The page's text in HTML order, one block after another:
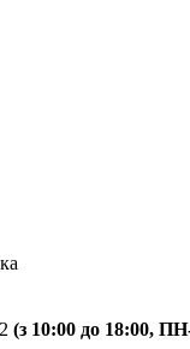
(з 10:00 до 18:00,